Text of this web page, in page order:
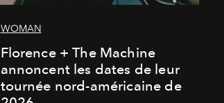
WOMAN
Florence + The Machine
annoncent les dates de leur
tournée nord-américaine de